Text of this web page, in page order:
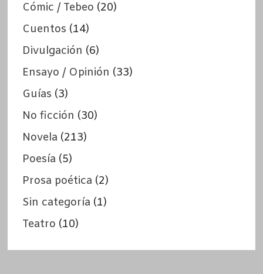
Cómic / Tebeo (20)
Cuentos (14)
Divulgación (6)
Ensayo / Opinión (33)
Guías (3)
No ficción (30)
Novela (213)
Poesía (5)
Prosa poética (2)
Sin categoría (1)
Teatro (10)